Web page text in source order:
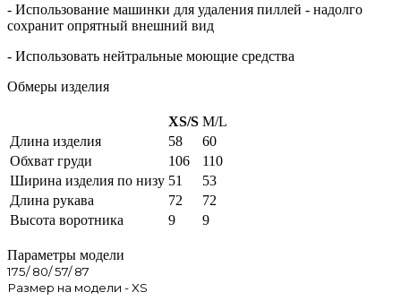
- Использование машинки для удаления пиллей - надолго
сохранит опрятный внешний вид
- Использовать нейтральные моющие средства
Обмеры изделия
XS/S M/L
Длина изделия
58
60
Обхват груди
106
110
Ширина изделия по низу 51
53
Длина рукава
72
72
Высота воротника
9 9
Параметры модели
175/ 80/ 57/ 87
Размер на модели - XS